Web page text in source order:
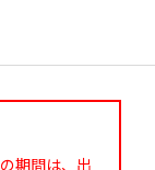
期間は、出